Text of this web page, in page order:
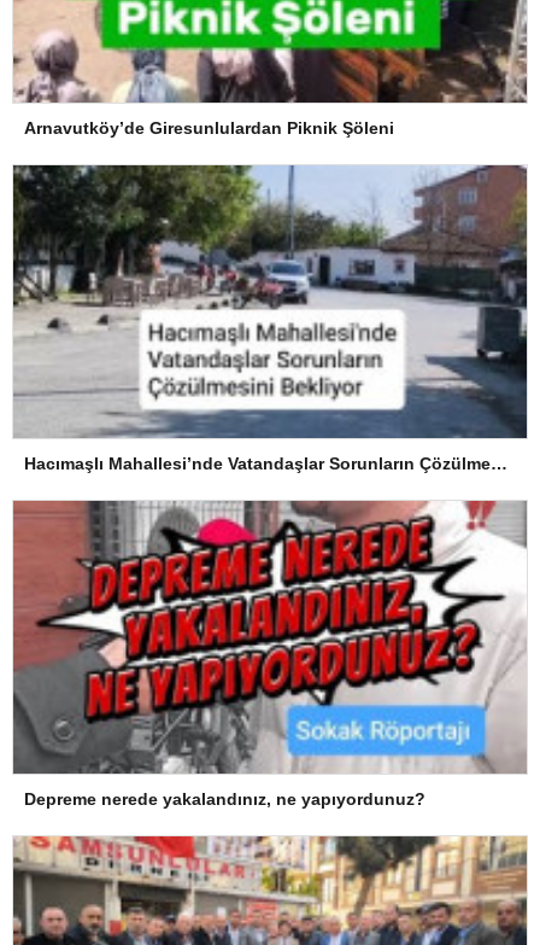
Arnavutköy’de Giresunlulardan Piknik Şöleni
Hacımaşlı Mahallesi’nde Vatandaşlar Sorunların Çözülmesini Bekliyor
Depreme nerede yakalandınız, ne yapıyordunuz?